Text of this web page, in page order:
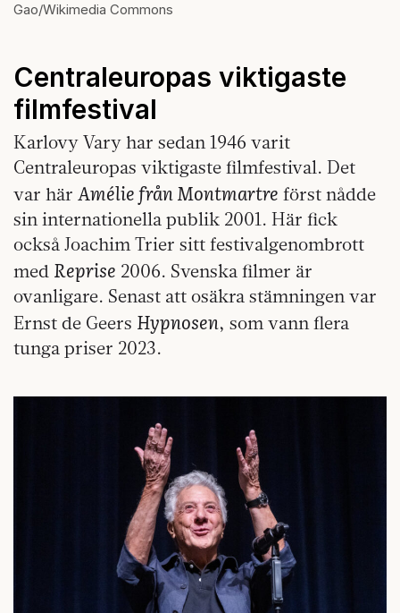
Gao/Wikimedia Commons
Centraleuropas viktigaste
filmfestival
Karlovy Vary har sedan 1946 varit
Centraleuropas viktigaste filmfestival. Det
var här Amélie från Montmartre först nådde
sin internationella publik 2001. Här fick
också Joachim Trier sitt festivalgenombrott
med Reprise 2006. Svenska filmer är
ovanligare. Senast att osäkra stämningen var
Ernst de Geers Hypnosen, som vann flera
tunga priser 2023.